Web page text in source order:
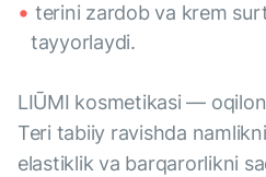
terini zardob va krem
tayyorlaydi.
LIŪMI kosmetikasi —
Teri tabiiy ravishda
elastiklik va barqarorlikni